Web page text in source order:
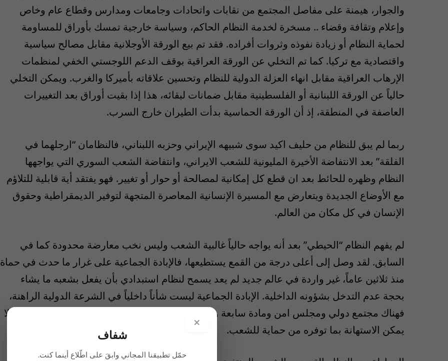
والجوار، هيمنة على مفاصل المجتمع من نقابات واتحادات وجامعات ومدارس وقطاع عام وخاص
وإعلام وتقافة وقضاء .. مسخرة لخدمة النظام الحاكم، وسياسة خارجية تمسك بأوراق للمساومة
لحماية النظام أو زيادة نفوذه وثروات أفراده. فقد تم بيع الورقة الأوجلانية مقابل مصالح سياسية
واقتصادية مع تركيا. كما تم التخلي عن الورقة العراقية بوقف الدعم اللوجستي الخفي لمنظمات
الإرهاب العراقية مقابل انهاء العزلة الدولية للنظام وتحسين علاقاته بأميركا والغرب. ويمكن التخلي
حالياً عن الورقة اللبنانية أو الفلسطينية مقابل ضمانات لبقائه، هذا إذا بقيت أوراق بعد التغييرات
العاصفة في المنطقة، إذ أن الورقة الحماسية بدأت الطيران خارج السرب.
ربما لم يبق للنظام من حليف اكيد سوى شبيهه الإيراني وحزبه اللبناني، فالنظامان “ارجلهما في
الفلقة” بعد الانتفاضة الأخيرة المليونية للشعب الايراني، وانتفاضة الشعب السوري التي يواجهها
النظام وظهره للحائط بعد ان قطع كل إمكانية لمصالحة أو حوار أو تغيير. فهو يفتقد أية قابلية للتلاؤم
مع الأوضاع الجديدة ويتعارض مع المسيرة الإنسانية المعاصرة المتجهة لتوفير الديمقراطية وحقوق
الإنسان في كل مكان من العالم.
لم يفهم النظام “الحيطي” بعد أنه يواجه حالياً غالبية الشعب وليس نخب معارضة محدودة كما في
السابق. لقد وصل إلى أعلى درجة من القمع يستطيعها، فالإبادة الجماعية على غرار ما حدث في حماة
منذ ثلاثين عاماً، غير واردة في عالم جديد لم يعد يسمح لنظام استبدادي بأن يفعل بشعبه ما يشاء
بحجة عدم التدخل بشؤونه الداخلية. الإبادة الجماعية ليست شأناً داخلياً في الشرعة الدولية الراهنة،
فهناك مجتمع دولي ومجلس امن ومادة سابعة ومحكمة جنايات دولية وعقوبات سياسية واقتصادية، لا
يمكن الاستهانة بما توفره من حماية للشعب.
×
شفاف
حمّل تطبيقنا المجاني وابقَ على اطّلاع أينما كنت.